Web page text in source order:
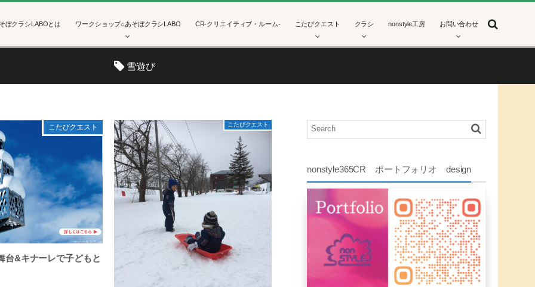
ぼクラシLABOとは ワークショップ⌂あそぼクラシLABO CR-クリエイティブ・ルーム- こたびクエスト クラシ nonstyle工房 お問い合わせ
雪遊び
台&キナーレで子どもと
こたびクエスト こたびクエスト
nonstyle365CR ポートフォリオ design